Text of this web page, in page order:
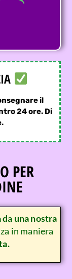
il
24 ore. Di
PER
una nostra
in maniera